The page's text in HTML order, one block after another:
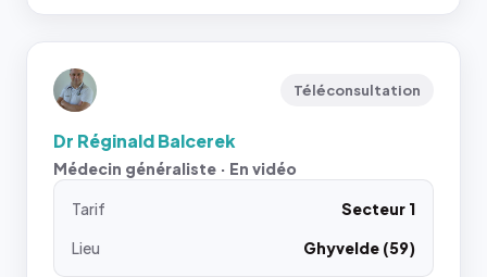
Téléconsultation
Dr Réginald Balcerek
Médecin généraliste · En vidéo
Tarif
Secteur 1
Lieu
Ghyvelde (59)